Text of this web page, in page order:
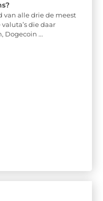
van alle drie de meest
die daar
Dogecoin ...